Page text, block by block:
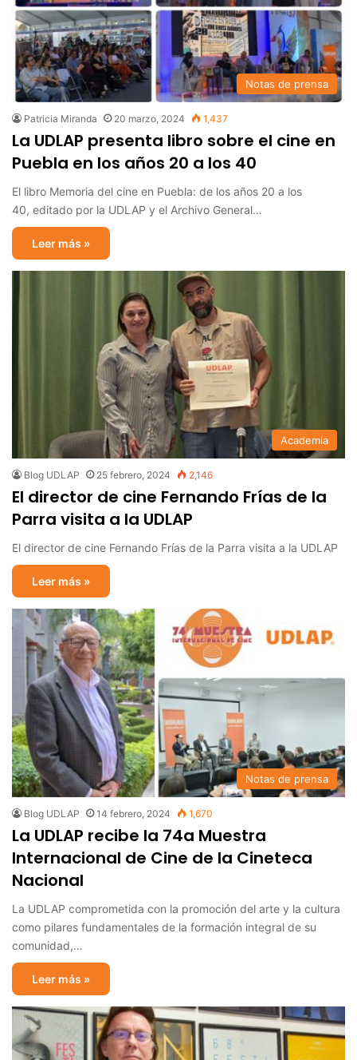
Notas de prensa
Patricia Miranda 20 marzo, 2024 1,437
La UDLAP presenta libro sobre el cine en
Puebla en los años 20 a los 40
El libro Memoria del cine en Puebla: de los años 20 a los
40, editado por la UDLAP y el Archivo General…
Leer más »
Academia
Blog UDLAP 25 febrero, 2024 2,146
El director de cine Fernando Frías de la
Parra visita a la UDLAP
El director de cine Fernando Frías de la Parra visita a la UDLAP
Leer más »
Notas de prensa
Blog UDLAP 14 febrero, 2024 1,670
La UDLAP recibe la 74a Muestra
Internacional de Cine de la Cineteca
Nacional
La UDLAP comprometida con la promoción del arte y la cultura
como pilares fundamentales de la formación integral de su
comunidad,…
Leer más »